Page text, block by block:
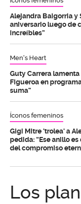
Alejandra Baigorria y
aniversario luego de
increíbles”
Men's Heart
Guty Carrera
Figueroa en
suma”
Íconos femeninos
Gigi Mitre 'trolea' a
pedida: “Ese anillo
del compromiso
Los